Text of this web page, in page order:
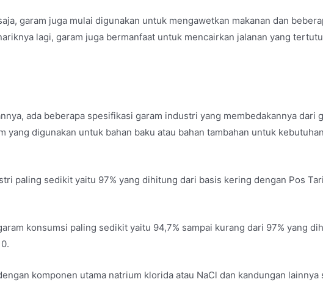
garam juga mulai digunakan untuk mengawetkan makanan dan
lagi, garam juga bermanfaat untuk mencairkan jalanan yang
ada beberapa spesifikasi garam industri yang membedakannya dari
yang digunakan untuk bahan baku atau bahan tambahan untuk kebutuhan
paling sedikit yaitu 97% yang dihitung dari basis kering dengan Pos
konsumsi paling sedikit yaitu 94,7% sampai kurang dari 97% yang
komponen utama natrium klorida atau NaCl dan kandungan lainnya